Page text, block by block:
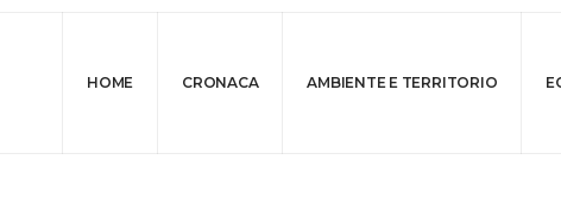
HOME CRONACA AMBIENTE E TERRITORIO